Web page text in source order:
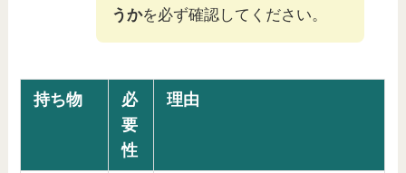
うかを必ず確認してください。
持ち物
必
要
性
理由